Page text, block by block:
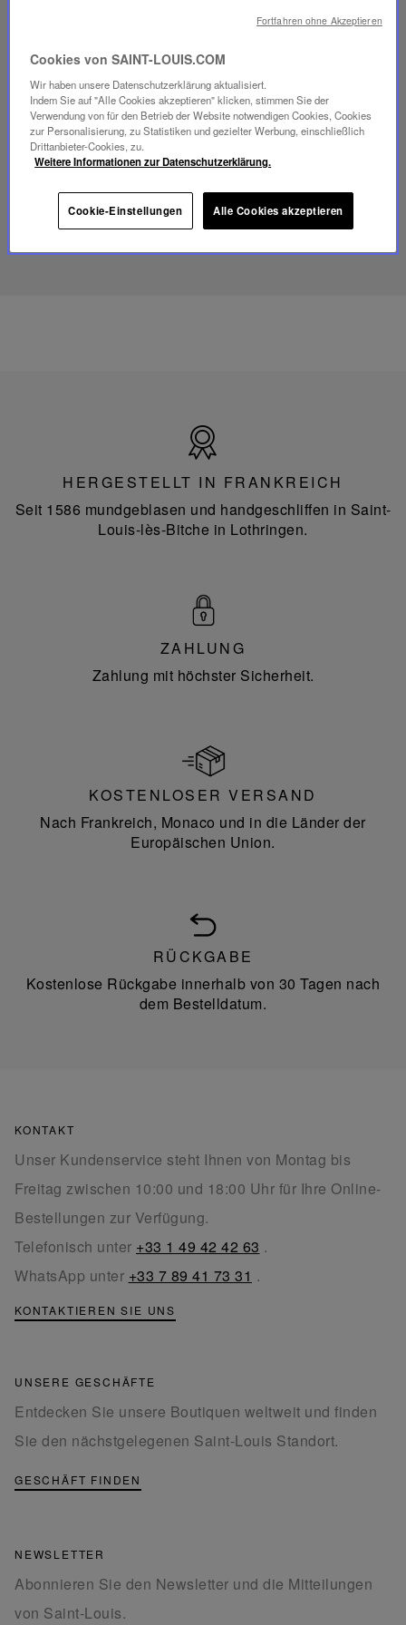
Video
abspielen
YouTube-
Video,
Mini-
Lampe
Frankreich
HERGESTELLT IN FRANKREICH
Seit 1586 mundgeblasen und handgeschliffen in Saint-
Louis-lès-Bitche in Lothringen.
ZAHLUNG
Zahlung mit höchster Sicherheit.
KOSTENLOSER VERSAND
Nach Frankreich, Monaco und in die Länder der
Europäischen Union.
RÜCKGABE
Kostenlose Rückgabe innerhalb von 30 Tagen nach
dem Bestelldatum.
KONTAKT
Unser Kundenservice steht Ihnen von Montag bis
Freitag zwischen 10:00 und 18:00 Uhr für Ihre Online-
Bestellungen zur Verfügung.
Telefonisch unter +33 1 49 42 42 63 .
WhatsApp unter +33 7 89 41 73 31 .
KONTAKTIEREN SIE UNS
UNSERE GESCHÄFTE
Entdecken Sie unsere Boutiquen weltweit und finden
Sie den nächstgelegenen Saint-Louis Standort.
GESCHÄFT FINDEN
NEWSLETTER
Abonnieren Sie den Newsletter und die Mitteilungen
von Saint-Louis.
Cookies von SAINT-LOUIS.COM
Wir haben unsere Datenschutzerklärung aktualisiert.
Indem Sie auf "Alle Cookies akzeptieren" klicken, stimmen Sie der
Verwendung von für den Betrieb der Website notwendigen Cookies, Cookies
zur Personalisierung, zu Statistiken und gezielter Werbung, einschließlich
Drittanbieter-Cookies, zu.
Weitere Informationen zur Datenschutzerklärung.
Cookie-Einstellungen Alle Cookies akzeptieren
Fortfahren ohne Akzeptieren